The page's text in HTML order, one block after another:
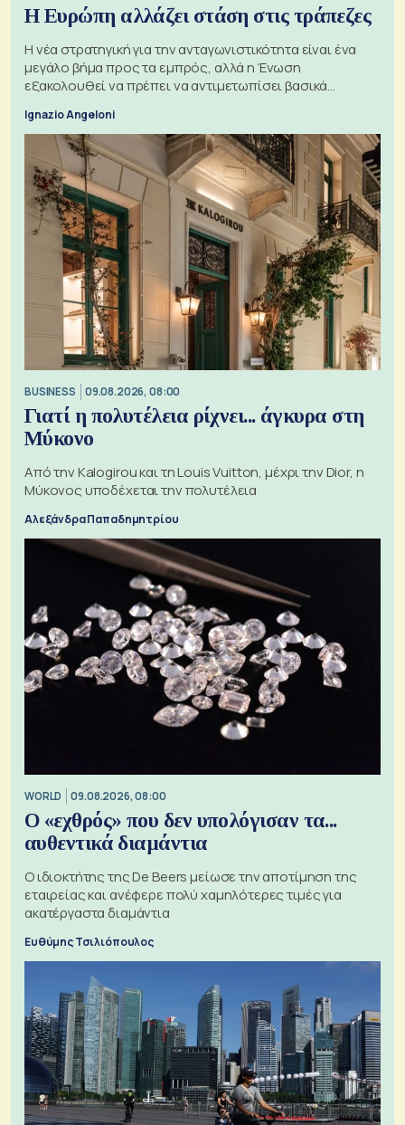
Η Ευρώπη αλλάζει στάση στις τράπεζες
Η νέα στρατηγική για την ανταγωνιστικότητα είναι ένα
μεγάλο βήμα προς τα εμπρός, αλλά η Ένωση
εξακολουθεί να πρέπει να αντιμετωπίσει βασικά
Ignazio Angeloni
BUSINESS 09.08.2026, 08:00
Γιατί η πολυτέλεια ρίχνει... άγκυρα στη
Μύκονο
Από την Kalogirou και τη Louis Vuitton, μέχρι την Dior, η
Μύκονος υποδέχεται την πολυτέλεια
Αλεξάνδρα Παπαδημητρίου
WORLD 09.08.2026, 08:00
Ο «εχθρός» που δεν υπολόγισαν τα...
αυθεντικά διαμάντια
Ο ιδιοκτήτης της De Beers μείωσε την αποτίμηση της
εταιρείας και ανέφερε πολύ χαμηλότερες τιμές για
ακατέργαστα διαμάντια
Ευθύμης Τσιλιόπουλος